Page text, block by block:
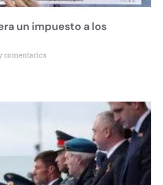
un impuesto a los
comentarios